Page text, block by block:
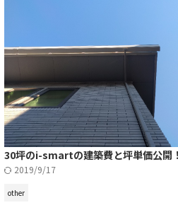
30坪のi-smartの建築費と坪単価公開！
2019/9/17
other